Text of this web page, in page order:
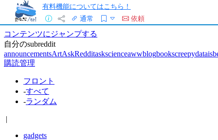
有料機能についてはこちら！
通常
依頼